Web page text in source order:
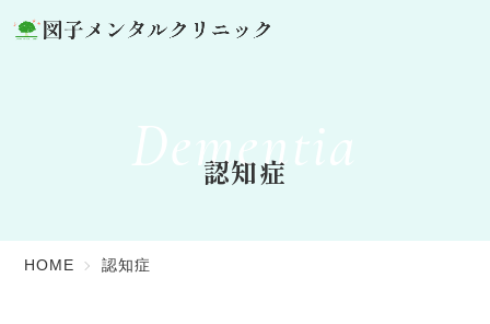
Dementia
認知症
HOME 認知症